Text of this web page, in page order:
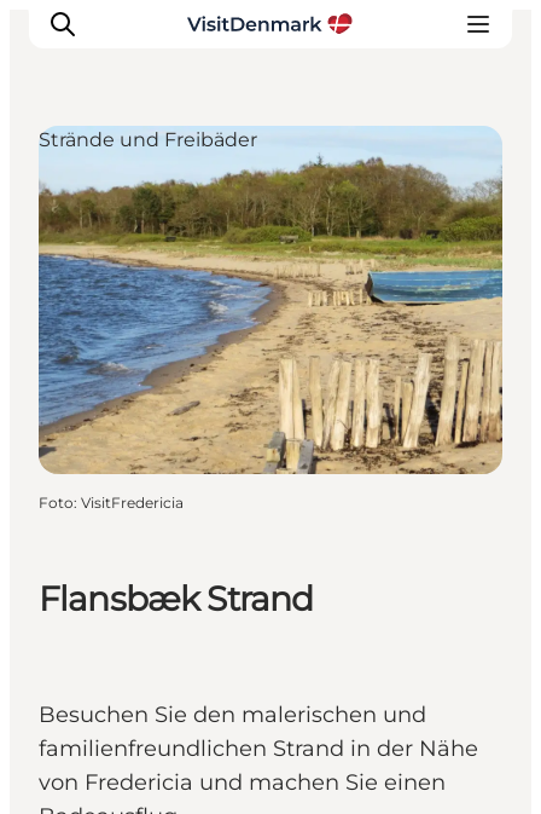
Inspiration
Regionen
Erlebnisse
Unterkünfte
Reiseplanung
Flansbæk Strand
Besuchen Sie den malerischen und
familienfreundlichen Strand in der Nähe
von Fredericia und machen Sie einen
Strände und Freibäder
Foto: VisitFredericia